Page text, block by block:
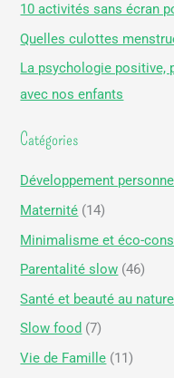
c
h
e
r
:
10 activités sans écran
Quelles culottes
La psychologie positive,
avec nos enfants
Catégories
Développement personnel
Maternité (14)
Minimalisme et éco-
Parentalité slow (46)
Santé et beauté au naturel
Slow food (7)
Vie de Famille (11)